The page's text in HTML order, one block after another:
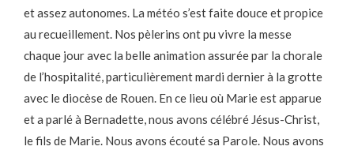
et assez autonomes. La météo s’est faite douce et propice
au recueillement. Nos pèlerins ont pu vivre la messe
chaque jour avec la belle animation assurée par la chorale
de l’hospitalité, particulièrement mardi dernier à la grotte
avec le diocèse de Rouen. En ce lieu où Marie est apparue
et a parlé à Bernadette, nous avons célébré Jésus-Christ,
le fils de Marie. Nous avons écouté sa Parole. Nous avons